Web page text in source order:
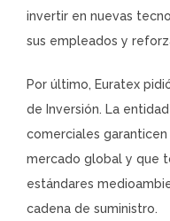
invertir en nuevas
sus empleados y
Por último, Euratex
de Inversión. La
comerciales
mercado global y que
estándares
cadena de suministro.